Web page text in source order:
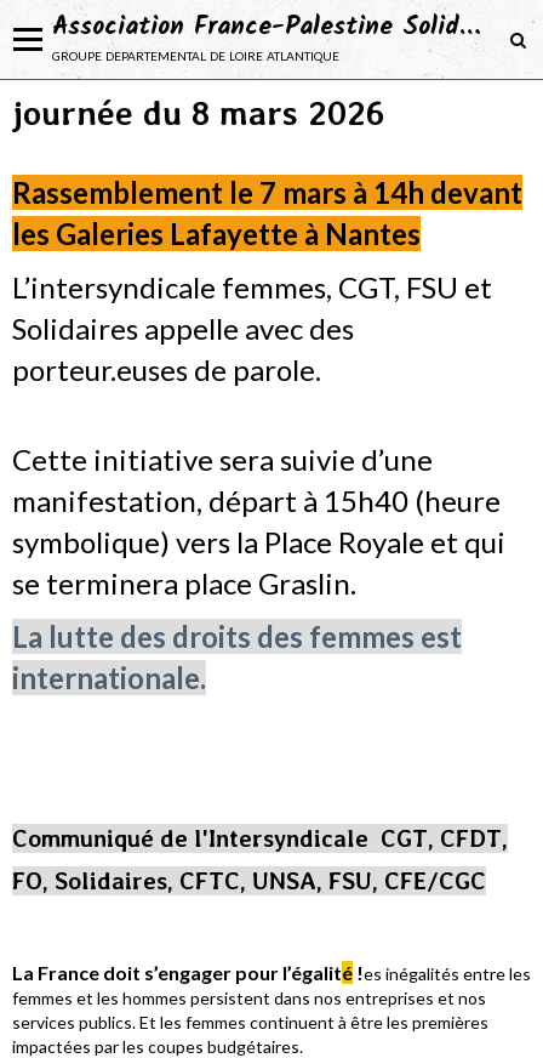
Association France-Palestine Solidarité 44
groupe departemental de loire atlantique
NOTRE ASSOCIATION
NOS ACTIONS
NOS CAMPAGNES
NOS PROJETS
SE DOCUMENTER
journée du 8 mars 2026
Rassemblement le 7 mars à 14h devant
les Galeries Lafayette à Nantes
L’intersyndicale femmes, CGT, FSU et
Solidaires appelle avec des
porteur.euses de parole.
Cette initiative sera suivie d’une
manifestation, départ à 15h40 (heure
symbolique) vers la Place Royale et qui
se terminera place Graslin.
La lutte des droits des femmes est
internationale.
Communiqué de l'Intersyndicale CGT, CFDT,
FO, Solidaires, CFTC, UNSA, FSU, CFE/CGC
La France doit s’engager pour l’égalité !es inégalités entre les
femmes et les hommes persistent dans nos entreprises et nos
services publics. Et les femmes continuent à être les premières
impactées par les coupes budgétaires.